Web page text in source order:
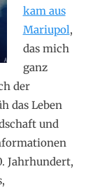
kam aus
Mariupol,
das mich
ganz
der
das Leben
und
Jahrhundert,